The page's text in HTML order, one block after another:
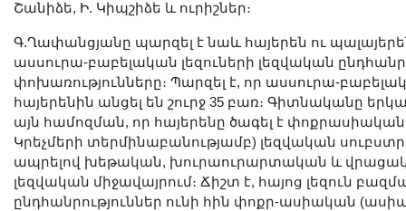
Շանիձե, Ի. Կիպշիձե և ուրիշներ։
Գ.Ղափանցյանը պարզել է նաև հայերեն ու
ասսուրա-բաբելական լեզուների լեզվական
փոխառությունները։ Պարզել է, որ ասսուրա-
հայերենին անցել են շուրջ 35 բառ։ Գիտնականը
այն համոզման, որ հայերենը ծագել է փոքրասիական
Կրեչմերի տերմինաբանությամբ) լեզվական
ապրելով խեթական, խուրաուրարտական և
լեզվական միջավայրում։ Ճիշտ է, հայոց լեզուն
ընդհանրություններ ունի հին փոքր-ասիական